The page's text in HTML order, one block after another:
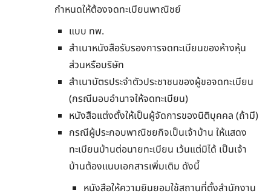
กำหนดให้ต้องจดทะเบียนพาณิชย์
แบบ ทพ.
สำเนาหนังสือรับรองการจดทะเบียนของห้างหุ้น
ส่วนหรือบริษัท
สำเนาบัตรประจำตัวประชาชนของผู้ขอจดทะเบียน
(กรณีมอบอำนาจให้จดทะเบียน)
หนังสือแต่งตั้งให้เป็นผู้จัดการของนิติบุคคล (ถ้ามี)
กรณีผู้ประกอบพาณิชยกิจเป็นเจ้าบ้าน ให้แสดง
ทะเบียนบ้านต่อนายทะเบียน เว้นแต่มิได้ เป็นเจ้า
บ้านต้องแนบเอกสารเพิ่มเติม ดังนี้
หนังสือให้ความยินยอมใช้สถานที่ตั้งสำนักงาน